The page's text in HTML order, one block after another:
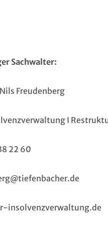
Sachwalter:
Freudenberg
I
22 60
insolvenzverwaltung.de